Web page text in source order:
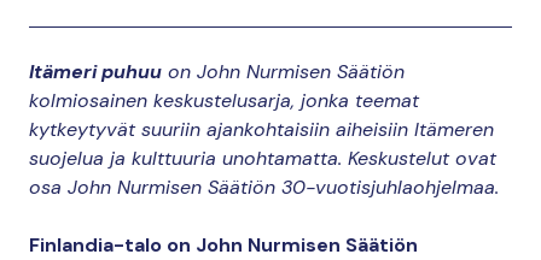
Change cookie settings
Itämeri puhuu on John Nurmisen Säätiön
kolmiosainen keskustelusarja, jonka teemat
kytkeytyvät suuriin ajankohtaisiin aiheisiin Itämeren
suojelua ja kulttuuria unohtamatta. Keskustelut ovat
osa John Nurmisen Säätiön 30-vuotisjuhlaohjelmaa.
Finlandia-talo on John Nurmisen Säätiön